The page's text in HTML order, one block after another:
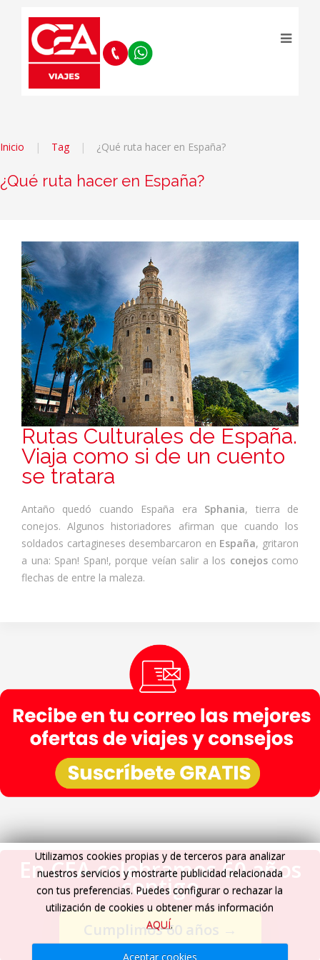
Inicio Tag ¿Qué ruta hacer en España?
¿Qué ruta hacer en España?
Rutas Culturales de España.
Viaja como si de un cuento
se tratara
Antaño quedó cuando España era Sphania, tierra de
conejos. Algunos historiadores afirman que cuando los
soldados cartagineses desembarcaron en España, gritaron
a una: Span! Span!, porque veían salir a los conejoscomo
flechas de entre la maleza.
En CEA celebramos 60 años
contigo
Cumplimos 60 años →
Utilizamos cookies propias y de terceros para analizar
nuestros servicios y mostrarte publicidad relacionada
con tus preferencias. Puedes configurar o rechazar la
utilización de cookies u obtener más información
AQUÍ.
Aceptar cookies